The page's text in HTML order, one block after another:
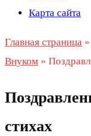
Карта сайта
Главная страница »
Внуком »
стихах